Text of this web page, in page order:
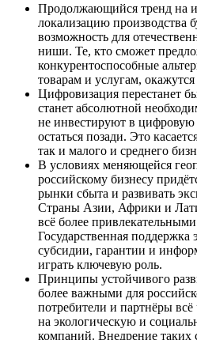
Продолжающийся тренд на
локализацию производства
возможность для
ниши. Те, кто сможет
конкурентоспособные
товарам и услугам,
Цифровизация перестанет
станет абсолютной
не инвестируют в
остаться позади. Это
так и малого и среднего
В условиях меняющейся
российскому бизнесу
рынки сбыта и развивать
Страны Азии, Африки и
всё более
Государственная поддержка
субсидии, гарантии и
играть ключевую роль.
Принципы устойчивого
более важными для
потребители и партнёры
на экологическую и
компаний. Внедрение таких